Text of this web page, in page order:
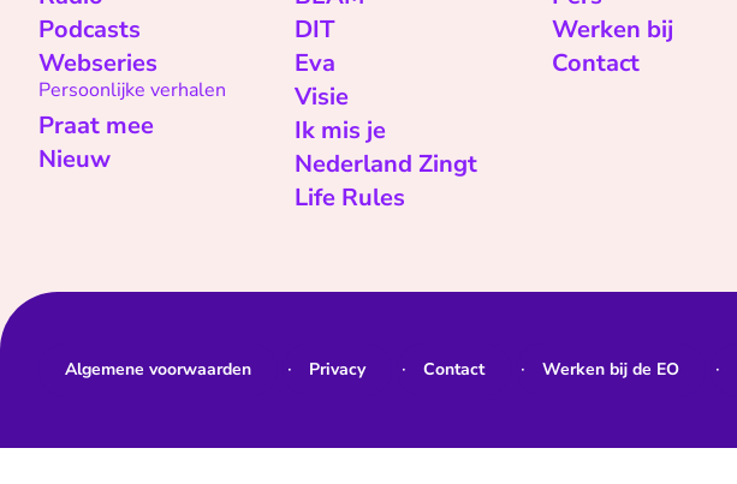
Podcasts
Webseries
Persoonlijke verhalen
Praat mee
Nieuw
DIT
Eva
Visie
Ik mis je
Nederland Zingt
Life Rules
Werken bij
Contact
Algemene voorwaarden Privacy Contact Werken bij de EO